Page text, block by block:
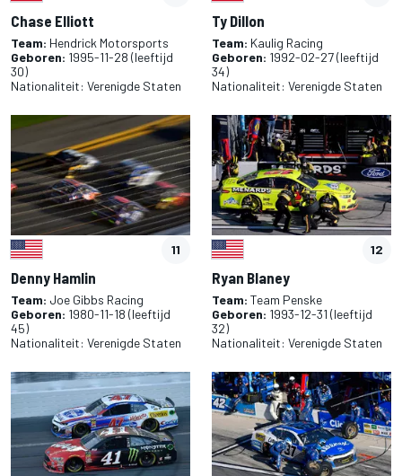
Chase Elliott
Team: Hendrick Motorsports
Geboren: 1995-11-28 (leeftijd
30)
Nationaliteit: Verenigde Staten
Ty Dillon
Team: Kaulig Racing
Geboren: 1992-02-27(leeftijd
34)
Nationaliteit: Verenigde Staten
11
Denny Hamlin
Team: Joe Gibbs Racing
Geboren: 1980-11-18 (leeftijd
45)
Nationaliteit: Verenigde Staten
12
Ryan Blaney
Team: Team Penske
Geboren: 1993-12-31 (leeftijd
32)
Nationaliteit: Verenigde Staten